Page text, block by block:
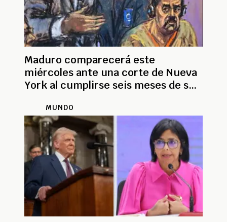
Maduro comparecerá este
miércoles ante una corte de Nueva
York al cumplirse seis meses de su
MUNDO